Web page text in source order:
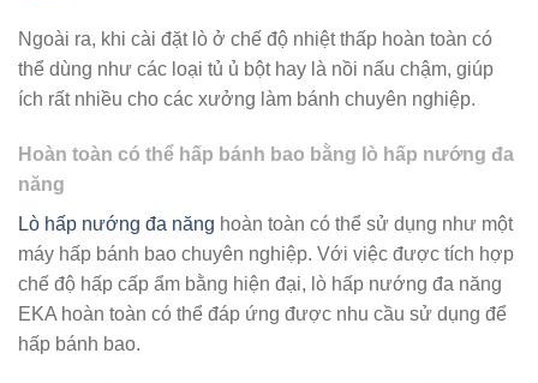
Ngoài ra, khi cài đặt lò ở chế độ nhiệt thấp hoàn toàn có
thể dùng như các loại tủ ủ bột hay là nồi nấu chậm, giúp
ích rất nhiều cho các xưởng làm bánh chuyên nghiệp.
Hoàn toàn có thể hấp bánh bao bằng lò hấp nướng đa
năng
Lò hấp nướng đa năng hoàn toàn có thể sử dụng như một
máy hấp bánh bao chuyên nghiệp. Với việc được tích hợp
chế độ hấp cấp ẩm bằng hiện đại, lò hấp nướng đa năng
EKA hoàn toàn có thể đáp ứng được nhu cầu sử dụng để
hấp bánh bao.